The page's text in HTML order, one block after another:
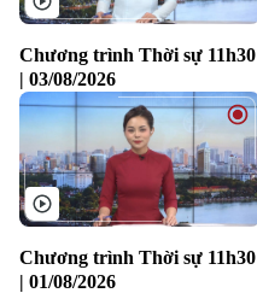
Xu hướng
Chương trình Thời sự 11h30
| 03/08/2026
Chương trình Thời sự 11h30
| 01/08/2026